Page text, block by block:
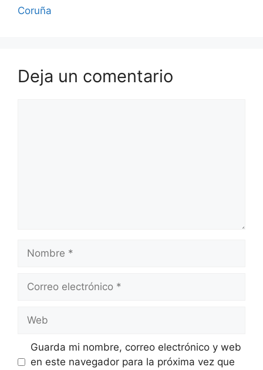
Coruña
Deja un comentario
Nombre
Correo
Web
Guarda mi nombre, correo electrónico y web
en este navegador para la próxima vez que